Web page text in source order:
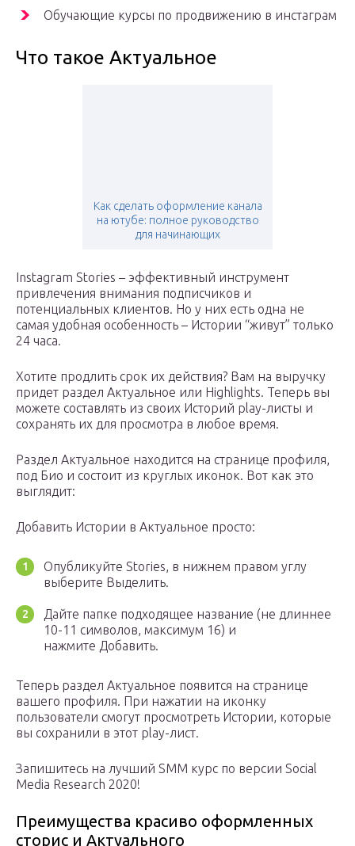
Обучающие курсы по продвижению в инстаграм
Что такое Актуальное
Как сделать оформление канала
на ютубе: полное руководство
для начинающих
Instagram Stories – эффективный инструмент
привлечения внимания подписчиков и
потенциальных клиентов. Но у них есть одна не
самая удобная особенность – Истории “живут” только
24 часа.
Хотите продлить срок их действия? Вам на выручку
придет раздел Актуальное или Highlights. Теперь вы
можете составлять из своих Историй play-листы и
сохранять их для просмотра в любое время.
Раздел Актуальное находится на странице профиля,
под Био и состоит из круглых иконок. Вот как это
выглядит:
Добавить Истории в Актуальное просто:
Опубликуйте Stories, в нижнем правом углу
выберите Выделить.
Дайте папке подходящее название (не длиннее
10-11 символов, максимум 16) и
нажмите Добавить.
Теперь раздел Актуальное появится на странице
вашего профиля. При нажатии на иконку
пользователи смогут просмотреть Истории, которые
вы сохранили в этот play-лист.
Запишитесь на лучший SMM курс по версии Social
Media Research 2020!
Преимущества красиво оформленных
сторис и Актуального